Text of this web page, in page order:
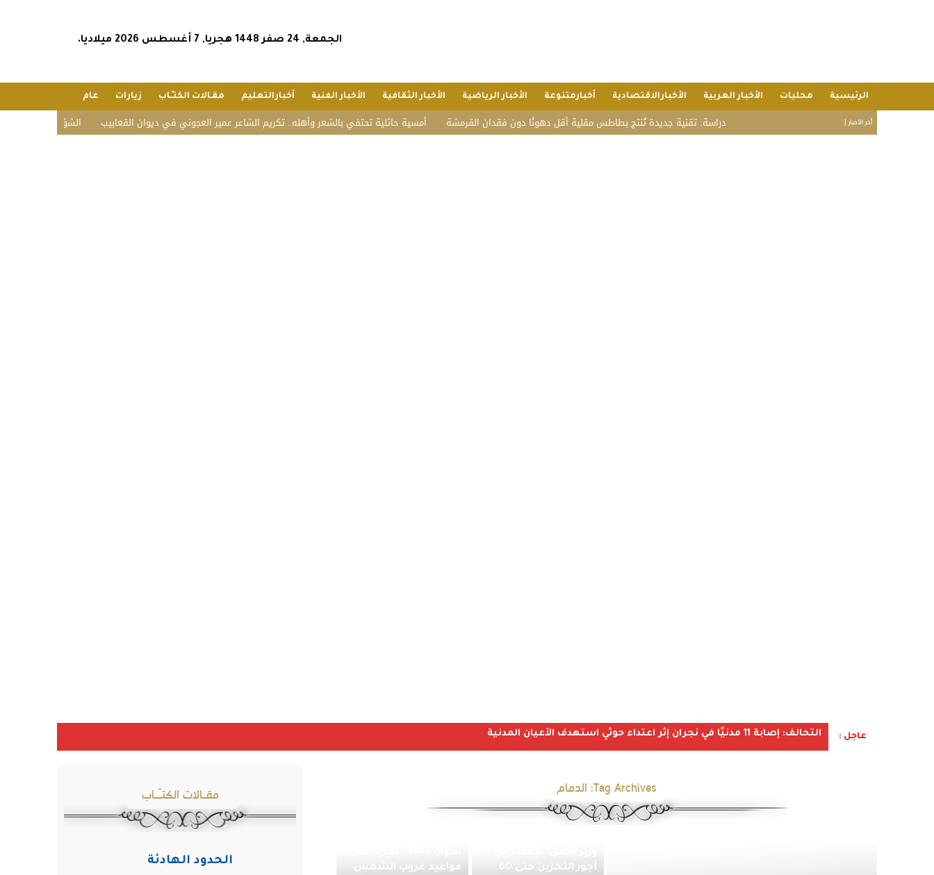
الجمعة, 24 صفر 1448 هجريا, 7 أغسطس 2026 ميلاديا.
الرئيسية محليات الأخبار العربية الأخبارالاقتصادية أخبارمتنوعة الأخبار الرياضية الأخبار الثقافية الأخبار الفنية أخبارالتعليم مقـالات الكتـّـاب زيارات عام
أخر الأخبار | الشؤون الإسلامية تستقبل ضيوف أمسية حائلية تحتفي بالشعر وأهله.. تكريم الشاعر عمير العجوني في ديوان القعابيب دراسة: تقنية جديدة تُنتج بطاطس مقلية أقل دهونًا دون فقدان القرمشة
عاجل : التحالف: إصابة 11 مدنيًا في نجران إثر اعتداء حوثي استهدف الأعيان المدنية
Tag Archives: الدمام
أجور التخزين حتى 60
مواعيد غروب الشمس
مقـالات الكتـّـاب
الحدود الهادئة